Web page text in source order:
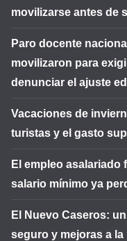
movilizarse antes de
Paro docente
movilizaron para
denunciar el ajuste
Vacaciones de
turistas y el gasto
El empleo asalariado
salario mínimo ya
El Nuevo Caseros:
seguro y mejoras a la